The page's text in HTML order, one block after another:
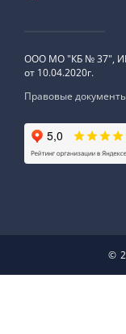
ООО МО "КБ № 37",
от 10.04.2020г.
Правовые
©